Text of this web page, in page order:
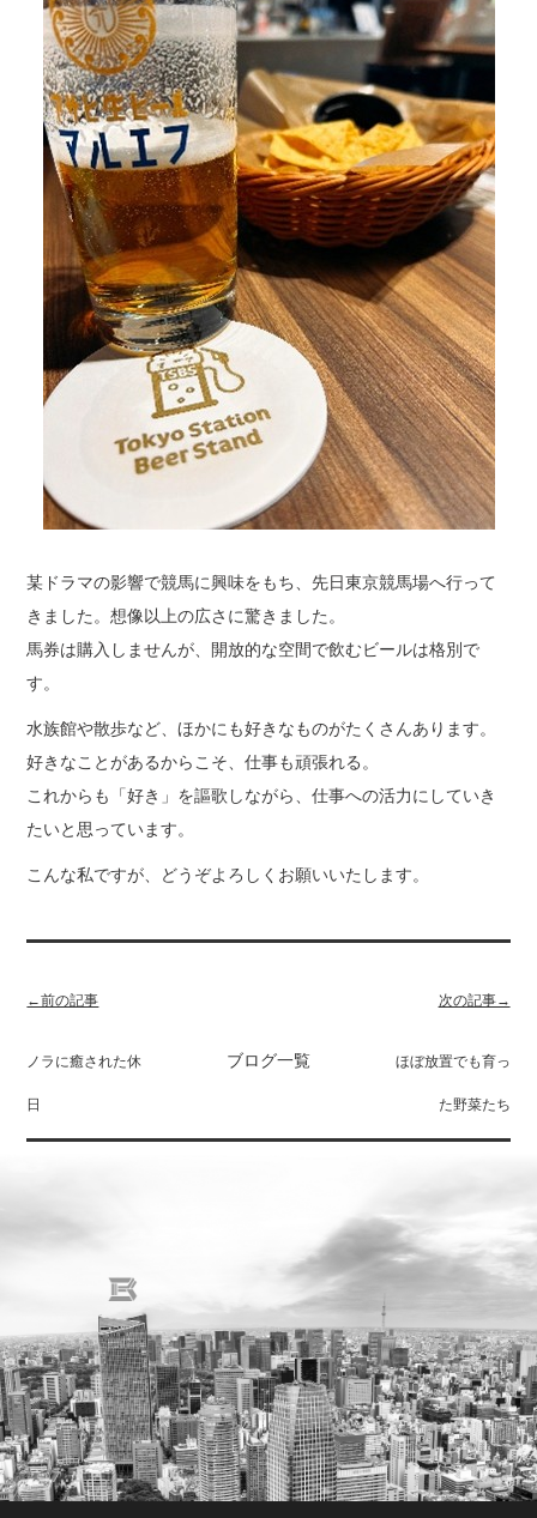
某ドラマの影響で競馬に興味をもち、先日東京競馬場へ行って
きました。想像以上の広さに驚きました。
馬券は購入しませんが、開放的な空間で飲むビールは格別で
す。
水族館や散歩など、ほかにも好きなものがたくさんあります。
好きなことがあるからこそ、仕事も頑張れる。
これからも「好き」を謳歌しながら、仕事への活力にしていき
たいと思っています。
こんな私ですが、どうぞよろしくお願いいたします。
←前の記事
ノラに癒された休
日
ブログ一覧
次の記事→
ほぼ放置でも育っ
た野菜たち